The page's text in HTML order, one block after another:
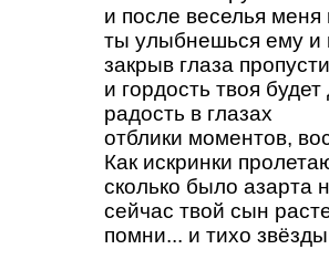
и после веселья меня
ты улыбнешься ему и
закрыв глаза
и гордость твоя
радость в глазах
отблики моментов,
Как искринки
сколько было азарта
сейчас твой сын
помни... и тихо